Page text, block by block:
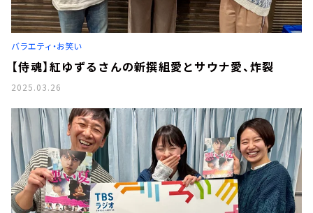
バラエティ・お笑い
【侍魂】紅ゆずるさんの新撰組愛とサウナ愛、炸裂
2025.03.26